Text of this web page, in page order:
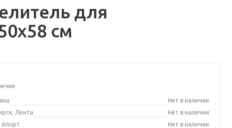
для
см
Нет в наличии
Лента
Нет в наличии
Нет в наличии